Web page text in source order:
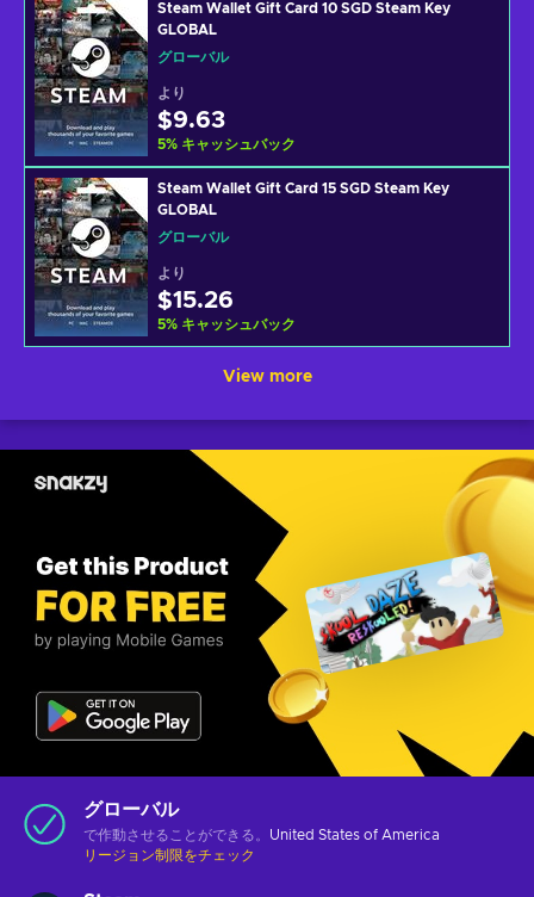
Steam Wallet Gift Card 10 SGD Steam Key
GLOBAL
グローバル
より
$9.63
5% キャッシュバック
Steam Wallet Gift Card 15 SGD Steam Key
GLOBAL
グローバル
より
$15.26
5% キャッシュバック
View more
グローバル
で作動させることができる。 United States of America
リージョン制限をチェック